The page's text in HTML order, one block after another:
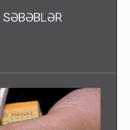
SƏBƏBLƏR